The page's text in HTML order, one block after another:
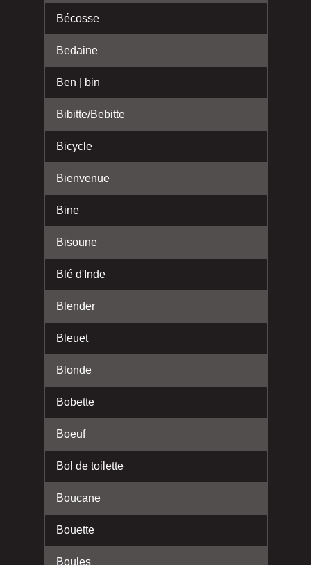
Bécosse
Bedaine
Ben | bin
Bibitte/Bebitte
Bicycle
Bienvenue
Bine
Bisoune
Blé d'Inde
Blender
Bleuet
Blonde
Bobette
Boeuf
Bol de toilette
Boucane
Bouette
Boules